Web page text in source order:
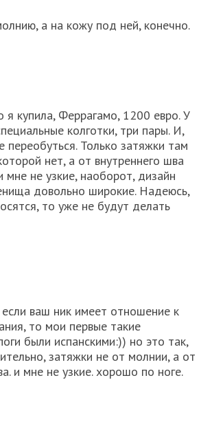
а на кожу под ней, конечно.
я купила, Феррагамо, 1200 евро. У
колготки, три пары. И,
переобуться. Только затяжки там
нет, а от внутреннего шва
мне не узкие, наоборот, дизайн
довольно широкие. Надеюсь,
то уже не будут делать
ваш ник имеет отношение к
то мои первые такие
были испанскими:)) но это так,
затяжки не от молнии, а от
и мне не узкие. хорошо по ноге.